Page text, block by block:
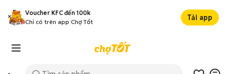
Voucher KFC đến 100k
Chỉ có trên app Chợ Tốt
Tải app